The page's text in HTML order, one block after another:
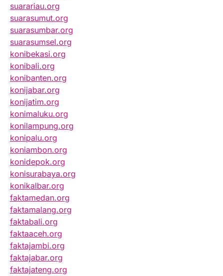
suarariau.org
suarasumut.org
suarasumbar.org
suarasumsel.org
konibekasi.org
konibali.org
konibanten.org
konijabar.org
konijatim.org
konimaluku.org
konilampung.org
konipalu.org
koniambon.org
konidepok.org
konisurabaya.org
konikalbar.org
faktamedan.org
faktamalang.org
faktabali.org
faktaaceh.org
faktajambi.org
faktajabar.org
faktajateng.org